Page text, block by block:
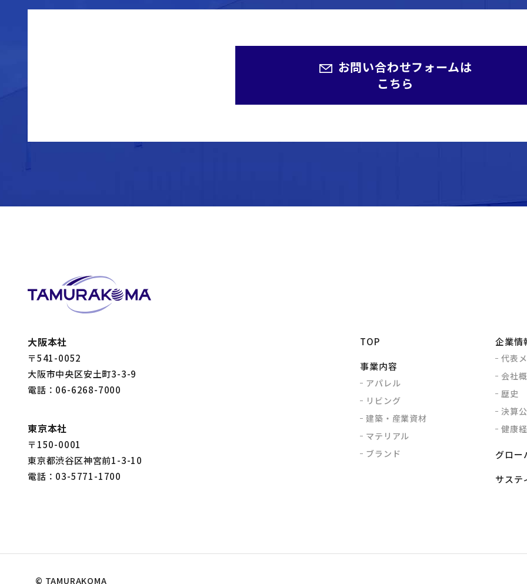
お問い合わせフォームは
こちら
大阪本社
〒541-0052
大阪市中央区安土町3-3-9
電話：06-6268-7000
東京本社
〒150-0001
東京都渋谷区神宮前1-3-10
電話：03-5771-1700
TOP
事業内容
アパレル
リビング
建築・産業資材
マテリアル
ブランド
企業情
代表
会社
歴史
決算
健康
グロー
サステ
© TAMURAKOMA